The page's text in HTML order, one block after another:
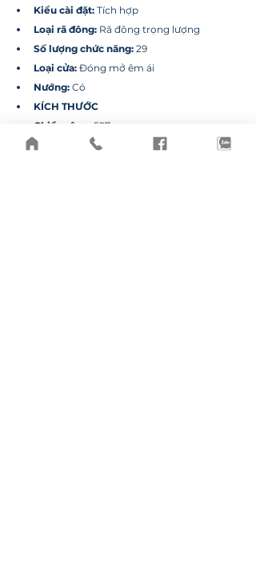
Kiểu cài đặt: Tích hợp
Loại rã đông: Rã đông trọng lượng
Số lượng chức năng: 29
Loại cửa: Đóng mở êm ái
Nướng: Có
KÍCH THƯỚC
Chiều rộng:
597mm
Độ sâu:
548mm